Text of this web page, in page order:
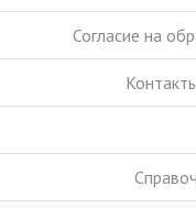
Согласие на